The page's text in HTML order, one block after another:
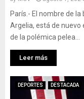
París.- El nombre de
Argelia, está de nuevo
de la polémica pelea...
Leer más
DEPORTES DESTACADA